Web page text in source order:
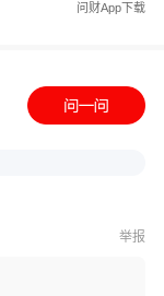
问财App下载
举报